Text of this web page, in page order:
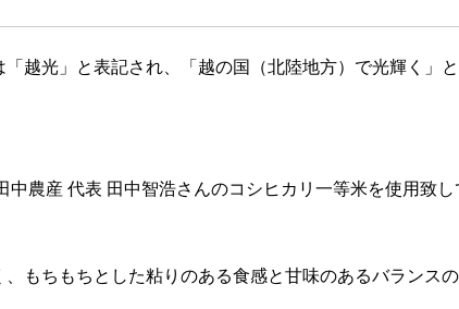
「越光」と表記され、「越の国（北陸地方）で光輝く」
中農産 代表 田中智浩さんのコシヒカリ一等米を使用致
もちもちとした粘りのある食感と甘味のあるバランス